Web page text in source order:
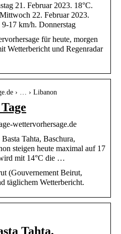
21. Februar 2023. 18°C.
22. Februar 2023.
17 km/h. Donnerstag
für heute, morgen
Wetterbericht und Regenradar
› … › Libanon
wettervorhersage.de
Tahta, Baschura,
steigen heute maximal auf 17
mit 14°C die …
(Gouvernement Beirut,
täglichem Wetterbericht.
Tahta,